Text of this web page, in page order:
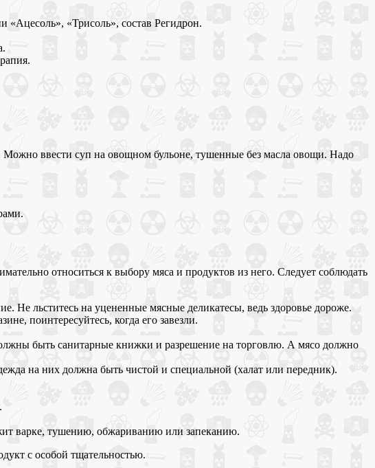
«Ацесоль», «Трисоль», состав Регидрон.
Можно ввести суп на овощном бульоне, тушенные без масла овощи. Надо
относиться к выбору мяса и продуктов из него. Следует соблюдать
Не льститесь на уцененные мясные деликатесы, ведь здоровье дороже.
поинтересуйтесь, когда его завезли.
быть санитарные книжки и разрешение на торговлю. А мясо должно
на них должна быть чистой и специальной (халат или передник).
варке, тушению, обжариванию или запеканию.
с особой тщательностью.